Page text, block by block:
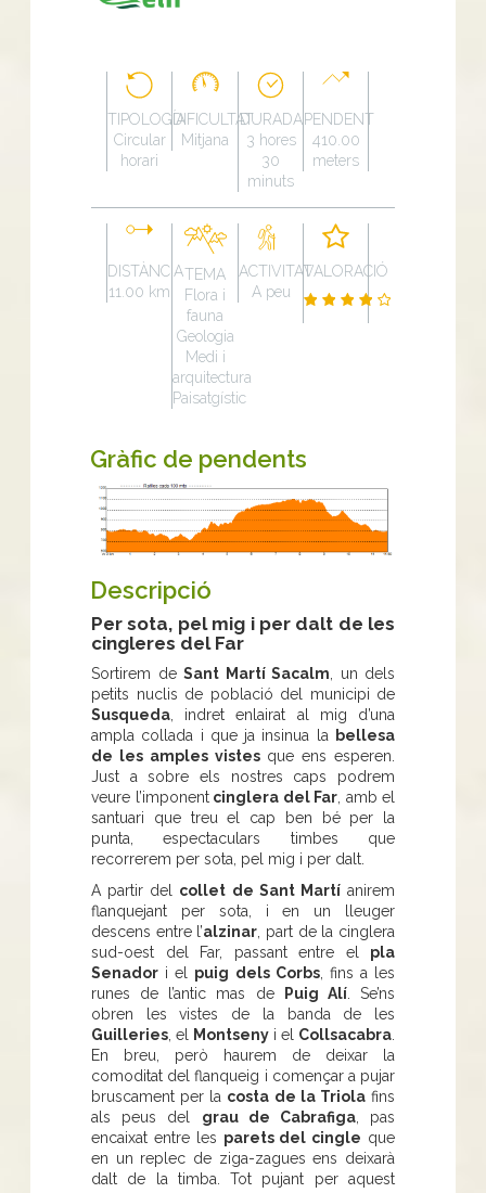
TIPOLOGÍA
Circular
horari
DIFICULTAT
Mitjana
DURADA
3 hores
30
minuts
PENDENT
410.00
meters
DISTÀNCIA
11.00 km
TEMA
Flora i
fauna
Geologia
Medi i
arquitectura
Paisatgístic
ACTIVITAT
A peu
VALORACIÓ
Gràfic de pendents
Descripció
Per sota, pel mig i per dalt de les
cingleres del Far
Sortirem de Sant Martí Sacalm, un dels
petits nuclis de població del municipi de
Susqueda, indret enlairat al mig d’una
ampla collada i que ja insinua la bellesa
de les amples vistesque ens esperen.
Just a sobre els nostres caps podrem
veure l’imponentcinglera del Far, amb el
santuari que treu el cap ben bé per la
punta, espectaculars timbes que
recorrerem per sota, pel mig i per dalt.
A partir del collet de Sant Martíanirem
flanquejant per sota, i en un lleuger
descens entre l’alzinar, part de la cinglera
sud-oest del Far, passant entre el pla
Senador i el puig dels Corbs, fins a les
runes de l’antic mas de
Puig Alí. Se’ns
obren les vistes de la banda de les
Guilleries, el Montseny i el Collsacabra.
En breu, però haurem de deixar la
comoditat del flanqueig i començar a pujar
bruscament per la costa de la Triolafins
als peus del grau de Cabrafiga, pas
encaixat entre les parets del cingle que
en un replec de ziga-zagues ens deixarà
dalt de la timba. Tot pujant per aquest